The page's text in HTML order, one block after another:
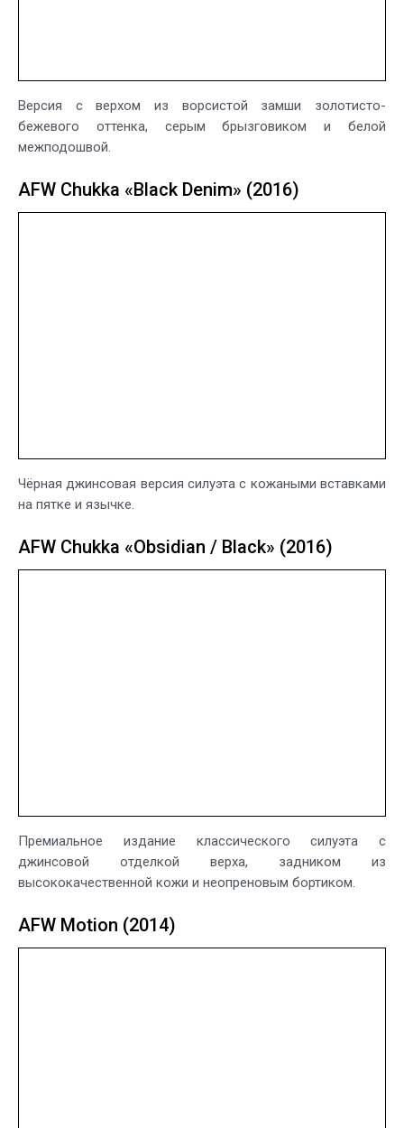
Версия с верхом из ворсистой замши золотисто-
бежевого оттенка, серым брызговиком и белой
межподошвой.
AFW Chukka «Black Denim» (2016)
Чёрная джинсовая версия силуэта с кожаными вставками
на пятке и язычке.
AFW Chukka «Obsidian / Black» (2016)
Премиальное издание классического силуэта с
джинсовой отделкой верха, задником из
высококачественной кожи и неопреновым бортиком.
AFW Motion (2014)